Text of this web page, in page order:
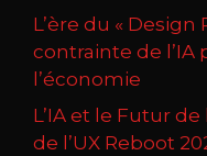
L’ère du « Design
contrainte de l’IA
l’économie
L’IA et le Futur de
de l’UX Reboot